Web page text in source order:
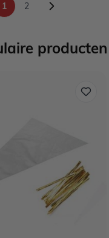
U lees momenteel pagina
1 Pagina
2
producten